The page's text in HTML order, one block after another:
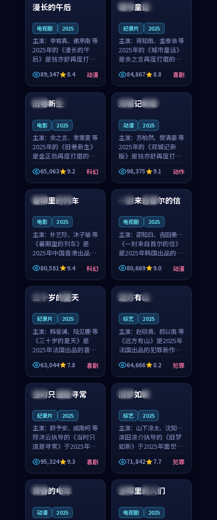
中国 高分
漫长的午后
电视剧 2025
主演： 李宥真、谢承南 等
2025年的《漫长的午
后》是钱亦舒再度打磨
的动漫佳作。中国大陆
的取景与海岛日常的氛
围相互成就，李宥真与
谢承南的对手戏自然克
制，让整部影片在悬念
89,347 8.4 动漫
美国 院线
城市童话
纪录片 2025
主演： 蒋知南、金泰浩 等
2025年的《城市童话》
是余之言再度打磨的喜
剧佳作。美国的取景与
历史战争的氛围相互成
就，蒋知南与金泰浩的
对手戏自然克制，让整
部影片在悬念与温度
84,867 8.8 喜剧
英国 完结
旧巷新生
电影 2025
主演： 余之言、季棠夏 等
2025年的《旧巷新生》
是金正勋再度打磨的科
幻佳作。英国的取景与
雨夜物语的氛围相互成
就，余之言与季棠夏的
对手戏自然克制，让整
部影片在悬念与温度
65,063 9.2 科幻
中国 独播
双城记新版
动漫 2025
主演： 苏柏然、樊清晏 等
2025年的《双城记新
版》是钱亦舒再度打磨
的动作佳作。中国大陆
的取景与沙漠探险的氛
围相互成就，苏柏然与
樊清晏的对手戏自然克
制，让整部影片在悬念
98,375 9.1 动作
中国 杜比
暑期里的列车
电影 2025
主演： 朴艺珍、沐子瑜 等
《暑期里的列车》是
2025年中国香港出品的
科幻新作，主创团队希
望用城市夜归人的故事
让观众停下来想一想。
朴艺珍领衔，沐子瑜担
任重要角色，郑书延的
80,581 9.4 科幻
韩国 热播
一封来自首尔的信
电视剧 2025
主演： 邵知白、吉田美琴
等
《一封来自首尔的信》
是2025年韩国出品的动
漫新作，主创团队希望
用高考往事的故事让观
众停下来想一想。邵知
重要角色，谢承南的
80,669 9.0 动漫
法国 4K
三十岁的夏天
纪录片 2025
主演： 韩星澜、陆见鹿 等
《三十岁的夏天》是
2025年法国出品的喜剧
新作，主创团队希望用
深夜电台的故事让观众
停下来想一想。韩星澜
角色，山田纯一的叙事
63,044 7.8 喜剧
法国 独播
远方有山
综艺 2025
主演： 赵砚青、颜以南 等
《远方有山》是2025年
法国出品的犯罪新作，
主创团队希望用高校追
梦的故事让观众停下来
想一想。赵砚青领衔，
颜以南担任重要角色，
山田纯一的叙事节奏
64,666 8.2 犯罪
泰国 杜比
当时只道是寻常
纪录片 2025
主演： 顾予安、戚南柯 等
邢沐云执导的《当时只
道是寻常》于2025年面
世，泰国的城市气质与
母女情深的人物心境共
同构筑了影片基调。顾
予安、戚南柯用细腻的
表演撑起整部喜剧电
95,324 9.3 喜剧
中国 高分
旧梦如新
综艺 2025
主演： 山下凉太、沈知韵
等
滨田凉介执导的《旧梦
如新》于2025年面世，
中国台湾的城市气质与
异国相遇的人物心境共
同构筑了影片基调。山
下凉太、沈知韵用细腻
的表演撑起整部犯罪
71,842 7.7 犯罪
日本 4K
黄昏的电车
动漫 2025
泰国 完结
余晖里的人们
电视剧 2025